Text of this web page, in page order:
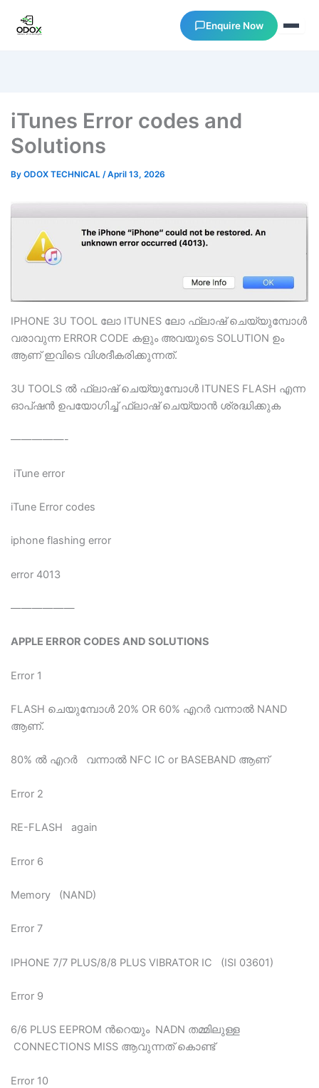
Enquire Now
Courses
Exam Results
Support
Blogs
Contact Us
iTunes Error codes and
Solutions
By ODOX TECHNICAL /April 13, 2026
IPHONE 3U TOOL ലോ ITUNES ലോ ഫ്ലാഷ് ചെയ്യുമ്പോള്‍
വരാവുന്ന ERROR CODE കളും അവയുടെ SOLUTION ഉം
ആണ് ഇവിടെ വിശദീകരിക്കുന്നത്.
3U TOOLS ല്‍ ഫ്ലാഷ് ചെയ്യുമ്പോള്‍ ITUNES FLASH എന്ന
ഓപ്ഷന്‍ ഉപയോഗിച്ച് ഫ്ലാഷ് ചെയ്യാന്‍ ശ്രദ്ധിക്കുക
—————-
iTune error
iTune Error codes
iphone flashing error
error 4013
——————
APPLE ERROR CODES AND SOLUTIONS
Error 1
FLASH ചെയുമ്പോള്‍ 20% OR 60% എറര്‍ വന്നാല്‍ NAND
ആണ്.
80% ല്‍ എറര്‍ വന്നാല്‍ NFC IC or BASEBAND ആണ്
Error 2
RE-FLASH again
Error 6
Memory (NAND)
Error 7
IPHONE 7/7 PLUS/8/8 PLUS VIBRATOR IC (ISI 03601)
Error 9
6/6 PLUS EEPROM ന്‍റെയും NADN തമ്മിലുള്ള
CONNECTIONS MISS ആവുന്നത് കൊണ്ട്
Error 10